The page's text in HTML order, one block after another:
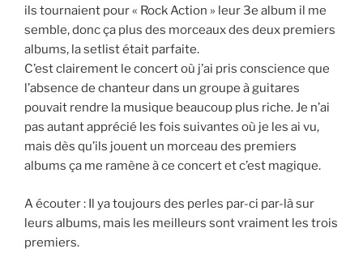
ils tournaient pour « Rock Action » leur 3e album il me
semble, donc ça plus des morceaux des deux premiers
albums, la setlist était parfaite.
C’est clairement le concert où j’ai pris conscience que
l’absence de chanteur dans un groupe à guitares
pouvait rendre la musique beaucoup plus riche. Je n’ai
pas autant apprécié les fois suivantes où je les ai vu,
mais dès qu’ils jouent un morceau des premiers
albums ça me ramène à ce concert et c’est magique.
A écouter : Il ya toujours des perles par-ci par-là sur
leurs albums, mais les meilleurs sont vraiment les trois
premiers.